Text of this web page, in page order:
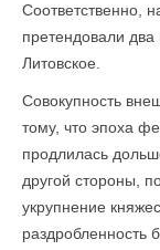
Соответственно,
претендовали два
Литовское.
Совокупность
тому, что эпоха
продлилась
другой стороны,
укрупнение
раздробленность